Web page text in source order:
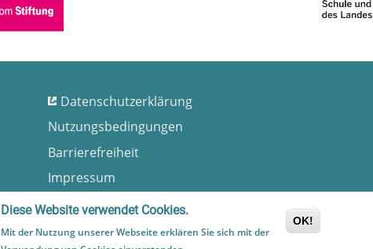
Datenschutzerklärung
Nutzungsbedingungen
Barrierefreiheit
Impressum
Sitemap
Diese Website verwendet Cookies.
Mit der Nutzung unserer Webseite erklären Sie sich mit der
OK!